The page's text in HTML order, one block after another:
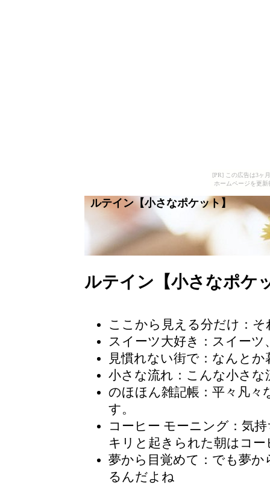
[PR] この広告は3ヶ
ホームページを更
ルテイン【小さなポケット】
ルテイン【小さなポケ
ここから見える分だけ：
スイーツ大好き ：スイー
見慣れない街で：なんと
小さな流れ：こんな小さ
のほほん雑記帳 ：平々凡
す。
コーヒー モーニング ：気
キリと起きられた朝はコ
夢から目覚めて：でも夢
るんだよね